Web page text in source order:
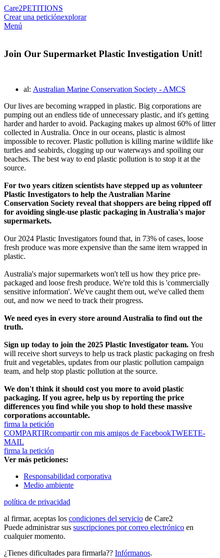
Care2PETITIONS
Crear una peticiónexplorar
Menú
Join Our Supermarket Plastic Investigation Unit!
al: Australian Marine Conservation Society - AMCS
Our lives are becoming wrapped in plastic. Big corporations are
pumping out an endless tide of unnecessary plastic, and it's getting
harder and harder to avoid. Packaging makes up almost 60% of litter
collected in Australia. Once in our oceans, plastic is almost
impossible to recover. Plastic pollution is killing marine wildlife like
turtles and seabirds, clogging up our waterways and spoiling our
beaches. The best way to end plastic pollution is to stop it at the
source.
For two years citizen scientists have stepped up as volunteer
Plastic Investigators to help the Australian Marine
Conservation Society reveal that shoppers are being ripped off
for avoiding single-use plastic packaging in Australia's major
supermarkets.
Our 2024 Plastic Investigators found that, in 73% of cases, loose
fresh produce was more expensive than the same item wrapped in
plastic.
Australia's major supermarkets won't tell us how they price pre-
packaged and loose fresh produce. We're told this is 'commercially
sensitive information'. We've caught them out, we've called them
out, and now we need to track their progress.
We need eyes in every store around Australia to find out the
truth.
Sign up today to join the 2025 Plastic Investigator team. You
will receive short surveys to help us track plastic packaging on fresh
fruit and vegetables, updates from our plastic pollution campaign
team, and help stop plastic pollution at the source.
We don't think it should cost you more to avoid plastic
packaging. If you agree, help us by reporting the price
differences you find while you shop to hold these massive
corporations accountable.
firma la petición
COMPARTIRcompartir con mis amigos de FacebookTWEETE-
MAIL
firma la petición
Ver más peticiones:
Responsabilidad corporativa
Medio ambiente
política de privacidad
al firmar, aceptas los condiciones del servicio de Care2
Puede administrar sus suscripciones por correo electrónico en
cualquier momento.
¿Tienes dificultades para firmarla?? Infórmanos.